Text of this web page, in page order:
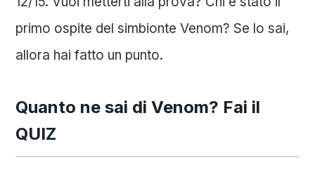
primo ospite del simbionte Venom? Se lo sai,
allora hai fatto un punto.
Quanto ne sai di Venom? Fai il
QUIZ